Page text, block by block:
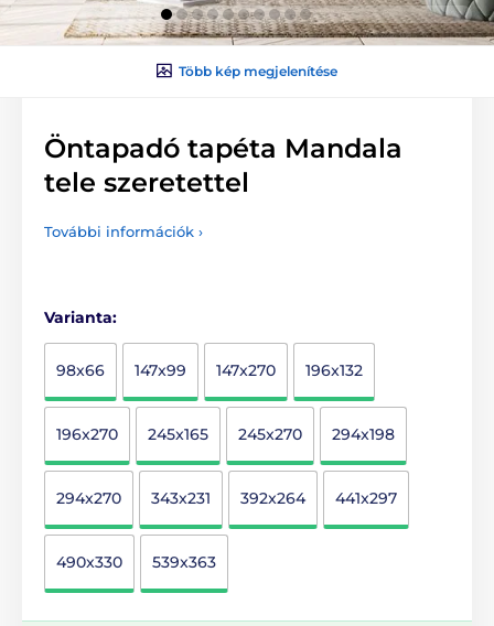
Több kép megjelenítése
Öntapadó tapéta Mandala
tele szeretettel
További információk ›
Varianta:
98x66 147x99 147x270 196x132
196x270 245x165 245x270 294x198
294x270 343x231 392x264 441x297
490x330 539x363